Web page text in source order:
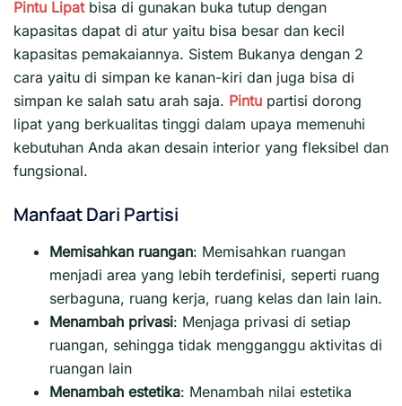
Pintu Lipat bisa di gunakan buka tutup dengan
kapasitas dapat di atur yaitu bisa besar dan kecil
kapasitas pemakaiannya. Sistem Bukanya dengan 2
cara yaitu di simpan ke kanan-kiri dan juga bisa di
simpan ke salah satu arah saja. Pintu partisi dorong
lipat yang berkualitas tinggi dalam upaya memenuhi
kebutuhan Anda akan desain interior yang fleksibel dan
fungsional.
Manfaat Dari Partisi
Memisahkan ruangan: Memisahkan ruangan
menjadi area yang lebih terdefinisi, seperti ruang
serbaguna, ruang kerja, ruang kelas dan lain lain.
Menambah privasi: Menjaga privasi di setiap
ruangan, sehingga tidak mengganggu aktivitas di
ruangan lain
Menambah estetika: Menambah nilai estetika